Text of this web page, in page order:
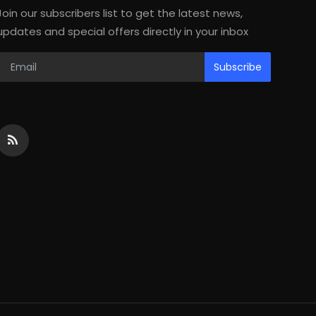
our subscribers list to get the latest news,
and special offers directly in your inbox
Subscribe